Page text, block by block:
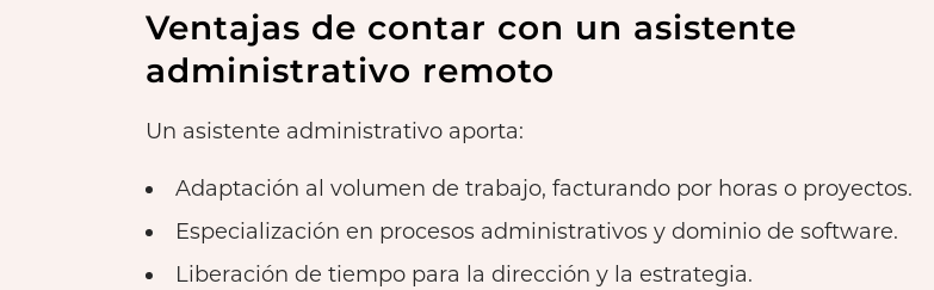
Ventajas de contar con un asistente
administrativo remoto
Un asistente administrativo aporta:
Adaptación al volumen de trabajo, facturando por horas o proyectos.
Especialización en procesos administrativos y dominio de software.
Liberación de tiempo para la dirección y la estrategia.